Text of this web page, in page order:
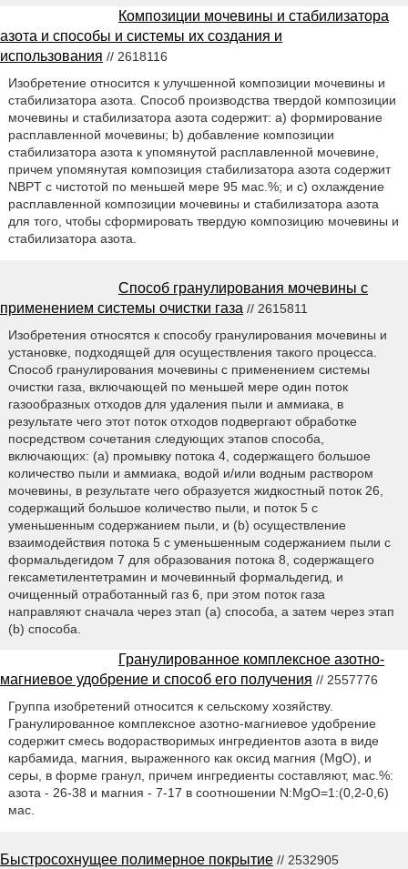
Композиции мочевины и стабилизатора
азота и способы и системы их создания и
использования // 2618116
Изобретение относится к улучшенной композиции мочевины и
стабилизатора азота. Способ производства твердой композиции
мочевины и стабилизатора азота содержит: a) формирование
расплавленной мочевины; b) добавление композиции
стабилизатора азота к упомянутой расплавленной мочевине,
причем упомянутая композиция стабилизатора азота содержит
NBPT с чистотой по меньшей мере 95 мас.%; и c) охлаждение
расплавленной композиции мочевины и стабилизатора азота
для того, чтобы сформировать твердую композицию мочевины и
стабилизатора азота.
Способ гранулирования мочевины с
применением системы очистки газа // 2615811
Изобретения относятся к способу гранулирования мочевины и
установке, подходящей для осуществления такого процесса.
Способ гранулирования мочевины с применением системы
очистки газа, включающей по меньшей мере один поток
газообразных отходов для удаления пыли и аммиака, в
результате чего этот поток отходов подвергают обработке
посредством сочетания следующих этапов способа,
включающих: (a) промывку потока 4, содержащего большое
количество пыли и аммиака, водой и/или водным раствором
мочевины, в результате чего образуется жидкостный поток 26,
содержащий большое количество пыли, и поток 5 с
уменьшенным содержанием пыли, и (b) осуществление
взаимодействия потока 5 с уменьшенным содержанием пыли с
формальдегидом 7 для образования потока 8, содержащего
гексаметилентетрамин и мочевинный формальдегид, и
очищенный отработанный газ 6, при этом поток газа
направляют сначала через этап (а) способа, а затем через этап
(b) способа.
Гранулированное комплексное азотно-
магниевое удобрение и способ его получения // 2557776
Группа изобретений относится к сельскому хозяйству.
Гранулированное комплексное азотно-магниевое удобрение
содержит смесь водорастворимых ингредиентов азота в виде
карбамида, магния, выраженного как оксид магния (MgO), и
серы, в форме гранул, причем ингредиенты составляют, мас.%:
азота - 26-38 и магния - 7-17 в соотношении N:MgO=1:(0,2-0,6)
мас.
Быстросохнущее полимерное покрытие // 2532905